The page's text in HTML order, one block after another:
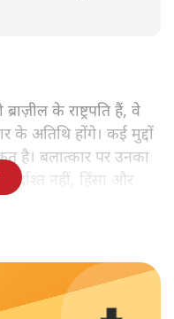
के राष्ट्रपति हैं, वे
के अतिथि होंगे। कई मुद्दों
है। बलात्कार पर उनका
नहीं, हिंसा और